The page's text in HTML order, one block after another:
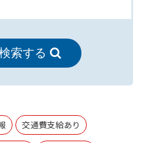
索する
交通費支給あり